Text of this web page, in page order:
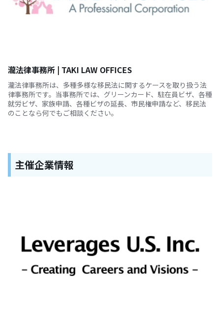
瀧法律事務所 | TAKI LAW OFFICES
瀧法律事務所は、多種多様な移民法に関するケースを取り扱う法
律事務所です。当事務所では、グリーンカード、駐在員ビザ、各種
就労ビザ、家族申請、各種ビザの延長、市民権申請など、移民法
のことなら何でもご相談ください。
主催企業情報